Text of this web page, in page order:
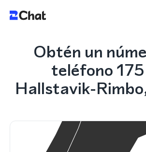
Obtén un
teléfono
Hallstavik-